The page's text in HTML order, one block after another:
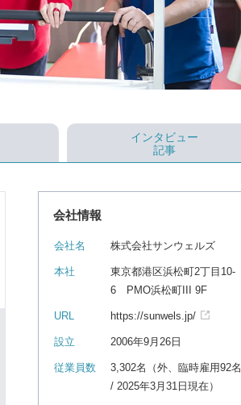
インタビュー
記事
会社情報
会社名 株式会社サンウェルズ
本社
東京都港区浜松町2丁目10-
6 PMO浜松町III 9F
URL https://sunwels.jp/
設立 2006年9月26日
従業員数
3,302名（外、臨時雇用92名
/ 2025年3月31日現在）